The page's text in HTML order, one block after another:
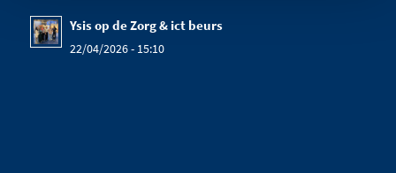
Ysis op de Zorg & ict beurs
22/04/2026 - 15:10